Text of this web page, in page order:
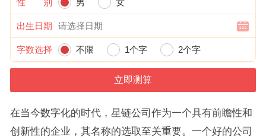
性 别 男 女
出生日期
字数选择 不限 1个字 2个字
在当今数字化的时代，星链公司作为一个具有前瞻性和
创新性的企业，其名称的选取至关重要。一个好的公司